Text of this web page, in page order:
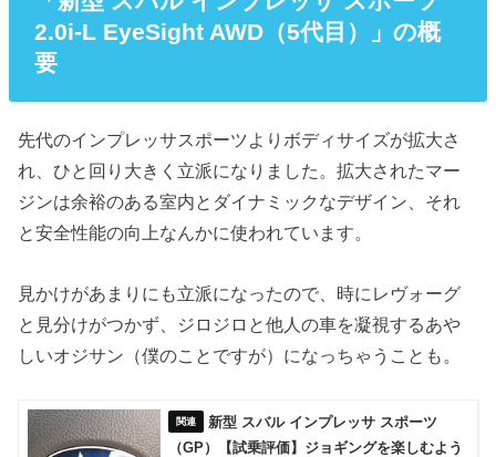
2.0i-L EyeSight AWD（5代目）」の概
要
先代のインプレッサスポーツよりボディサイズが拡大さ
れ、ひと回り大きく立派になりました。拡大されたマー
ジンは余裕のある室内とダイナミックなデザイン、それ
と安全性能の向上なんかに使われています。
見かけがあまりにも立派になったので、時にレヴォーグ
と見分けがつかず、ジロジロと他人の車を凝視するあや
しいオジサン（僕のことですが）になっちゃうことも。
新型 スバル インプレッサ スポーツ
（GP）【試乗評価】ジョギングを楽しむよう